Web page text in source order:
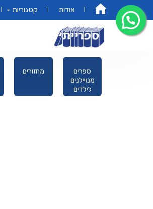
אודות קטגוריות
מחזורים
ספרים
מנויילנים
לילדים